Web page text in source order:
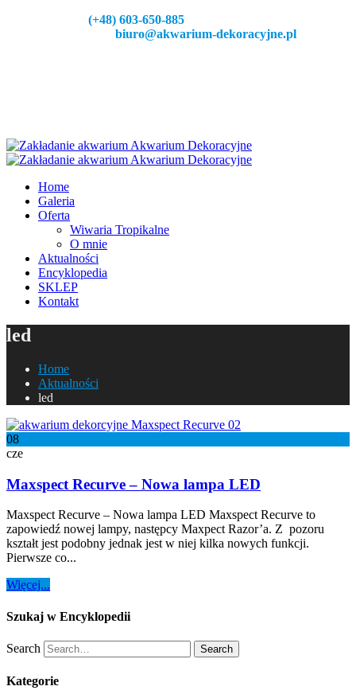
(+48) 603-650-885
biuro@akwarium-dekoracyjne.pl
Home
Galeria
Oferta
Wiwaria Tropikalne
O mnie
Aktualności
Encyklopedia
SKLEP
Kontakt
led
Home
Aktualności
led
08
cze
Maxspect Recurve – Nowa lampa LED
Maxspect Recurve – Nowa lampa LED Maxspect Recurve to
zapowiedź nowej lampy, następcy Maxpect Razor’a. Z pozoru
kształt jest podobny jednak jest w niej kilka nowych funkcji.
Pierwsze co...
Więcej...
Szukaj w Encyklopedii
Search Search
Kategorie